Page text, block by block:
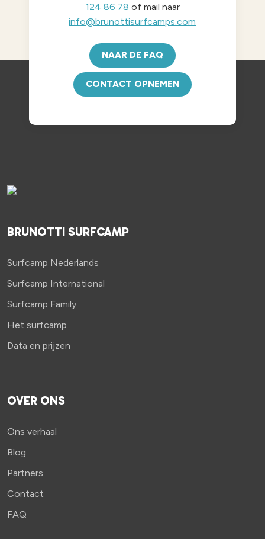
124 86 78 of mail naar
info@brunottisurfcamps.com
NAAR DE FAQ
CONTACT OPNEMEN
BRUNOTTI SURFCAMP
Surfcamp Nederlands
Surfcamp International
Surfcamp Family
Het surfcamp
Data en prijzen
OVER ONS
Ons verhaal
Blog
Partners
Contact
FAQ